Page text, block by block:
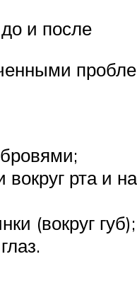
и после
рта и
(вокруг губ);